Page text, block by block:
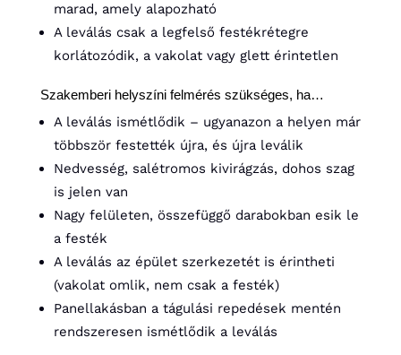
marad, amely alapozható
A leválás csak a legfelső festékrétegre
korlátozódik, a vakolat vagy glett érintetlen
Szakemberi helyszíni felmérés szükséges, ha…
A leválás ismétlődik – ugyanazon a helyen már
többször festették újra, és újra leválik
Nedvesség, salétromos kivirágzás, dohos szag
is jelen van
Nagy felületen, összefüggő darabokban esik le
a festék
A leválás az épület szerkezetét is érintheti
(vakolat omlik, nem csak a festék)
Panellakásban a tágulási repedések mentén
rendszeresen ismétlődik a leválás